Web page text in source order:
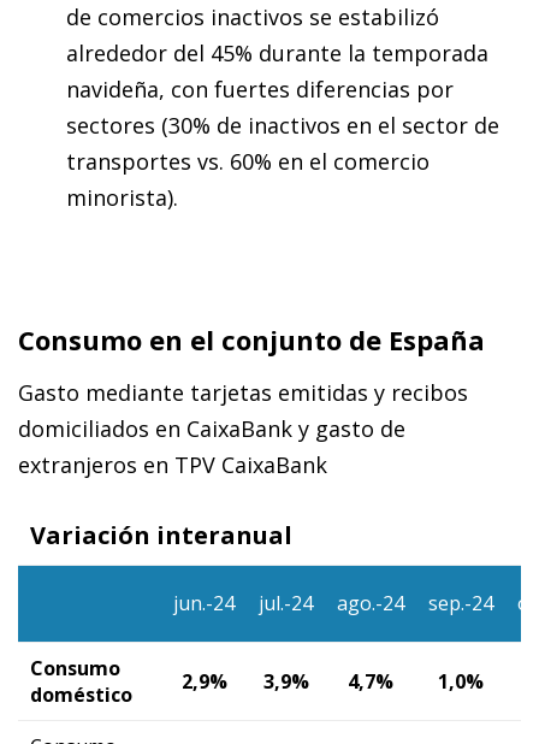
de comercios inactivos se estabilizó
alrededor del 45% durante la temporada
navideña, con fuertes diferencias por
sectores (30% de inactivos en el sector de
transportes vs. 60% en el comercio
minorista).
Consumo en el conjunto de España
Gasto mediante tarjetas emitidas y recibos
domiciliados en CaixaBank y gasto de
extranjeros en TPV CaixaBank
Variación interanual
jun.-24 jul.-24 ago.-24 sep.-24
Consumo
doméstico
2,9% 3,9% 4,7% 1,0%